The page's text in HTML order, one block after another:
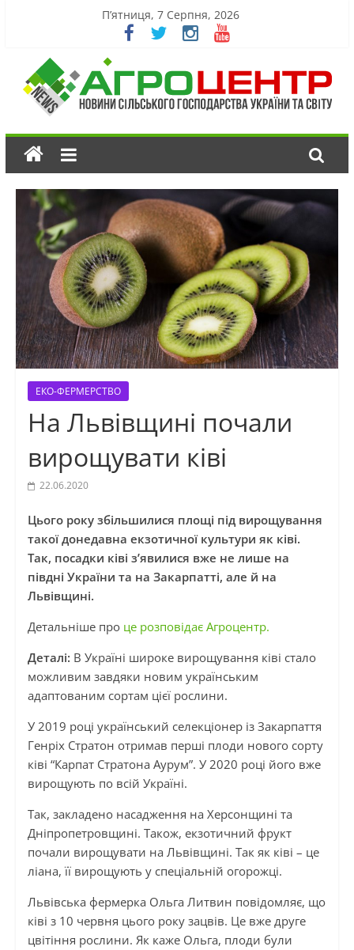
П’ятниця, 7 Серпня, 2026
ЕКО-ФЕРМЕРСТВО
На Львівщині почали
вирощувати ківі
22.06.2020
Цього року збільшилися площі під вирощування
такої донедавна екзотичної культури як ківі.
Так, посадки ківі з’явилися вже не лише на
півдні України та на Закарпатті, але й на
Львівщині.
Детальніше про це розповідає Агроцентр.
Деталі: В Україні широке вирощування ківі стало
можливим завдяки новим українським
адаптованим сортам цієї рослини.
У 2019 році український селекціонер із Закарпаття
Генріх Стратон отримав перші плоди нового сорту
ківі “Карпат Стратона Аурум”. У 2020 році його вже
вирощують по всій Україні.
Так, закладено насадження на Херсонщині та
Дніпропетровщині. Також, екзотичний фрукт
почали вирощувати на Львівщині. Так як ківі – це
ліана, її вирощують у спеціальній огорожці.
Львівська фермерка Ольга Литвин повідомляє, що
ківі з 10 червня цього року зацвів. Це вже друге
цвітіння рослини. Як каже Ольга, плоди були